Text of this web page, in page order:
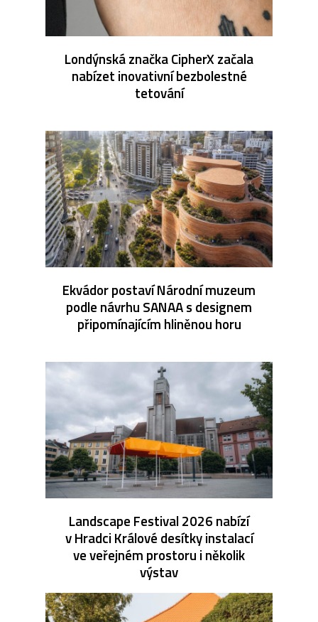
Londýnská značka CipherX začala
nabízet inovativní bezbolestné
tetování
Ekvádor postaví Národní muzeum
podle návrhu SANAA s designem
připomínajícím hliněnou horu
Landscape Festival 2026 nabízí
v Hradci Králové desítky instalací
ve veřejném prostoru i několik
výstav